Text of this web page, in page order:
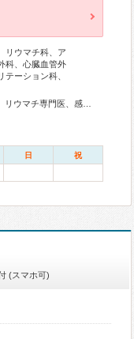
リウマチ科、ア
科、心臓血管外
ーション科、
日 祝
(スマホ可)